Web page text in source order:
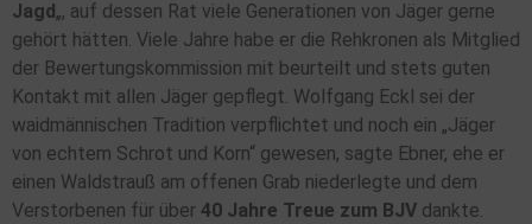
Jagd „, auf dessen Rat viele Generationen von Jäger gerne
gehört hätten. Viele Jahre habe er die Rehkronen als Mitglied
der Bewertungskommission mit beurteilt und stets guten
Kontakt mit allen Jäger gepflegt. Wolfgang Eckl sei der
waidmännischen Tradition verpflichtet und noch ein „Jäger
von echtem Schrot und Korn“ gewesen, sagte Ebner, ehe er
einen Waldstrauß am offenen Grab niederlegte und dem
Verstorbenen für über 40 Jahre Treue zum BJV dankte.